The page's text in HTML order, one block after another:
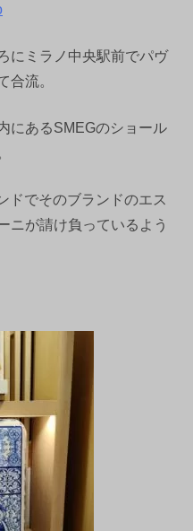
にミラノ中央駅前でパヴ
合流。
にあるSMEGのショール
ドでそのブランドのエス
ニが請け負っているよう